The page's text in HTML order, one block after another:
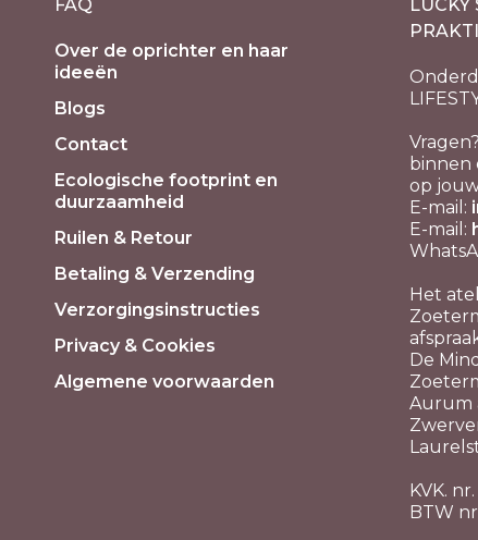
FAQ
Over de oprichter en haar
ideeën
Blogs
Contact
Ecologische footprint en
duurzaamheid
Ruilen & Retour
Betaling & Verzending
Verzorgingsinstructies
Privacy & Cookies
Algemene voorwaarden
LUCKY
binnen
op
E-mail:
E-mail:
Het
De
Aurum
KVK.
BTW